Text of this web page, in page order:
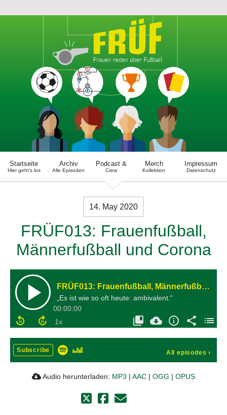
Startseite
Hier geht's los
Archiv
Alle Episoden
Podcast &
Crew
Merch
Kollektion
Impressum
Datenschutz
14. May 2020
FRÜF013: Frauenfußball,
Männerfußball und Corona
FRÜF013: Frauenfußball, Männerfußball und Corona
„Es ist wie so oft heute: ambivalent.“
00:00:00
Subscribe All episodes ›
Audio herunterladen: MP3 | AAC | OGG | OPUS